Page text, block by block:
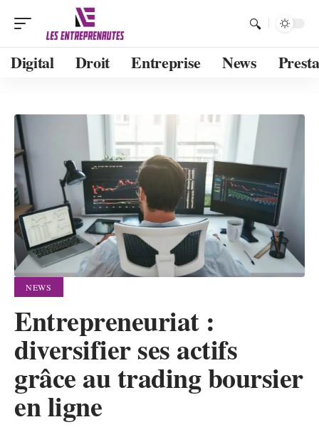
Digital Droit Entreprise News
NEWS
Entrepreneuriat :
diversifier ses actifs
grâce au trading boursier
en ligne